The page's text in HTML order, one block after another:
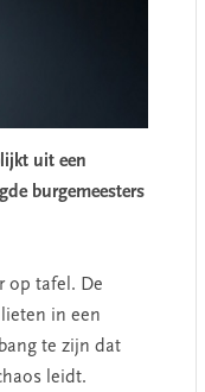
uit een
burgemeesters
op tafel. De
in een
te zijn dat
leidt.